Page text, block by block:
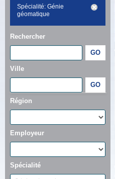
Spécialité: Génie
géomatique
Rechercher
Ville
Région
Employeur
Spécialité